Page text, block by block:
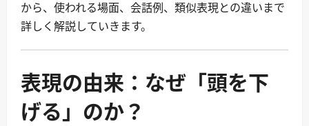
から、使われる場面、会話例、類似表現との違いまで
詳しく解説していきます。
表現の由来：なぜ「頭を下
げる」のか？